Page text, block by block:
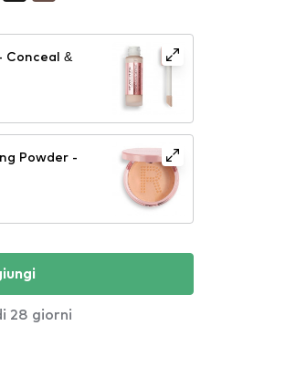
Conceal &
Powder -
28 giorni